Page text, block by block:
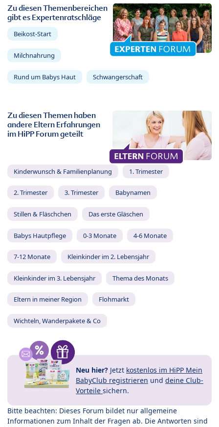
Zu diesen Themenbereichen
gibt es Expertenratschläge
Beikost-Start
Milchnahrung
Rund um Babys Haut Schwangerschaft
Zu diesen Themen haben
andere Eltern Erfahrungen
im HiPP Forum geteilt
Kinderwunsch & Familienplanung 1. Trimester
2. Trimester 3. Trimester Babynamen
Stillen & Fläschchen Das erste Gläschen
Babys Hautpflege 0-3 Monate 4-6 Monate
7-12 Monate Kleinkinder im 2. Lebensjahr
Kleinkinder im 3. Lebensjahr Thema des Monats
Eltern in meiner Region Flohmarkt
Wichteln, Wanderpakete & Co
Neu hier? Jetzt kostenlos im HiPP Mein
BabyClub registrieren und deine Club-
Vorteile sichern.
Bitte beachten: Dieses Forum bildet nur allgemeine
Informationen zum Inhalt der Fragen ab. Die Antworten sind